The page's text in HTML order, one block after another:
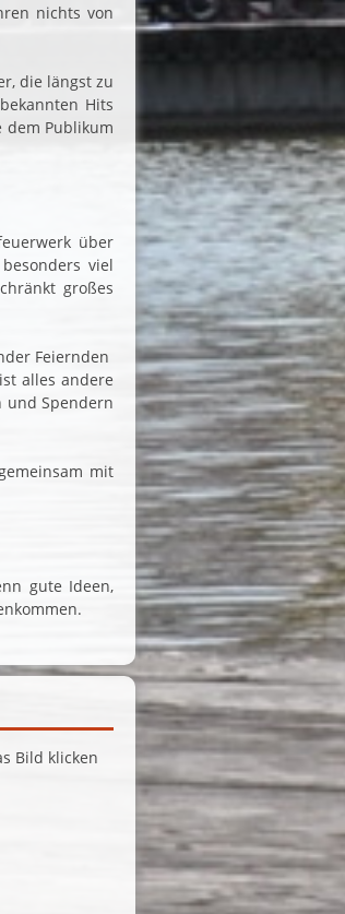
nichts von
die längst zu
Hits
dem Publikum
über
viel
großes
Feiernden
alles andere
und Spendern
mit
gute Ideen,
Bild klicken